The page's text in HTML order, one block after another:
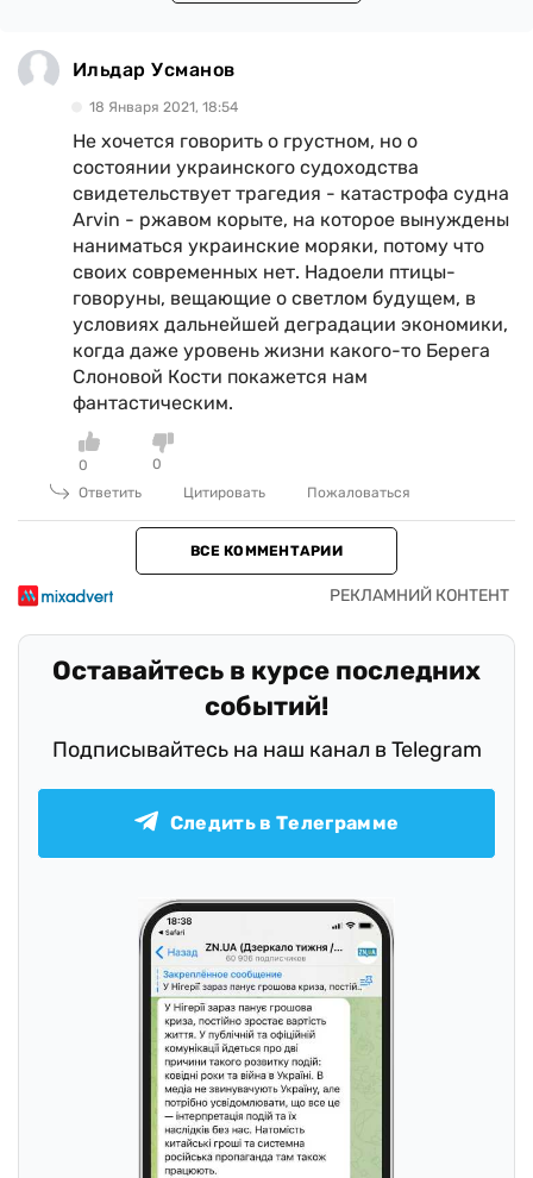
Ильдар Усманов
18 Января 2021, 18:54
Не хочется говорить о грустном, но о
состоянии украинского судоходства
свидетельствует трагедия - катастрофа судна
Arvin - ржавом корыте, на которое вынуждены
наниматься украинские моряки, потому что
своих современных нет. Надоели птицы-
говоруны, вещающие о светлом будущем, в
условиях дальнейшей деградации экономики,
когда даже уровень жизни какого-то Берега
Слоновой Кости покажется нам
фантастическим.
0
0
Ответить
Цитировать Пожаловаться
ВСЕ КОММЕНТАРИИ
Оставайтесь в курсе последних
событий!
Подписывайтесь на наш канал в Telegram
Следить в Телеграмме